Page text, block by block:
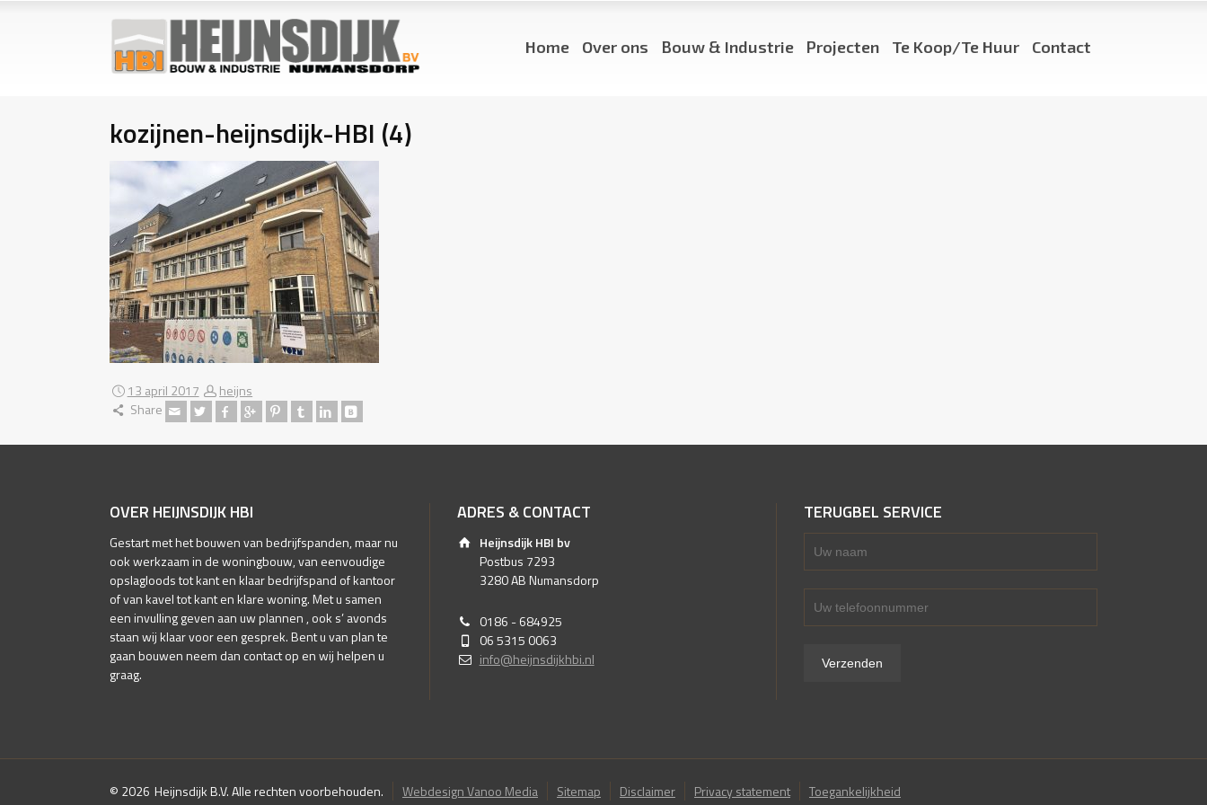
Home Over ons Bouw & Industrie Projecten Te Koop/Te Huur Contact
kozijnen-heijnsdijk-HBI (4)
13 april 2017
heijns
Share
OVER HEIJNSDIJK HBI
Gestart met het bouwen van bedrijfspanden, maar nu
ook werkzaam in de woningbouw, van eenvoudige
opslagloods tot kant en klaar bedrijfspand of kantoor
of van kavel tot kant en klare woning. Met u samen
een invulling geven aan uw plannen , ook s’ avonds
staan wij klaar voor een gesprek. Bent u van plan te
gaan bouwen neem dan contact op en wij helpen u
graag.
ADRES & CONTACT
Heijnsdijk HBI bv
Postbus 7293
3280 AB Numansdorp
0186 - 684925
06 5315 0063
info@heijnsdijkhbi.nl
TERUGBEL SERVICE
© 2026 Heijnsdijk B.V. Alle rechten voorbehouden. Webdesign Vanoo Media Sitemap Disclaimer Privacy statement Toegankelijkheid